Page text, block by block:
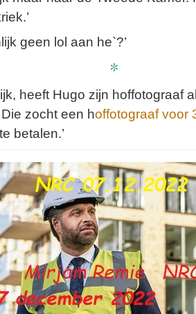
geen lol aan he`?’
*
heeft Hugo zijn hoffotograaf
zocht een hoffotograaf voor
betalen.’